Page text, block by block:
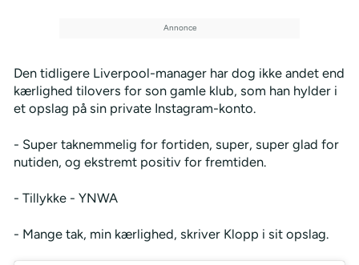
Den tidligere Liverpool-manager har dog ikke andet end
kærlighed tilovers for son gamle klub, som han hylder i
et opslag på sin private Instagram-konto.
- Super taknemmelig for fortiden, super, super glad for
nutiden, og ekstremt positiv for fremtiden.
- Tillykke - YNWA
- Mange tak, min kærlighed, skriver Klopp i sit opslag.